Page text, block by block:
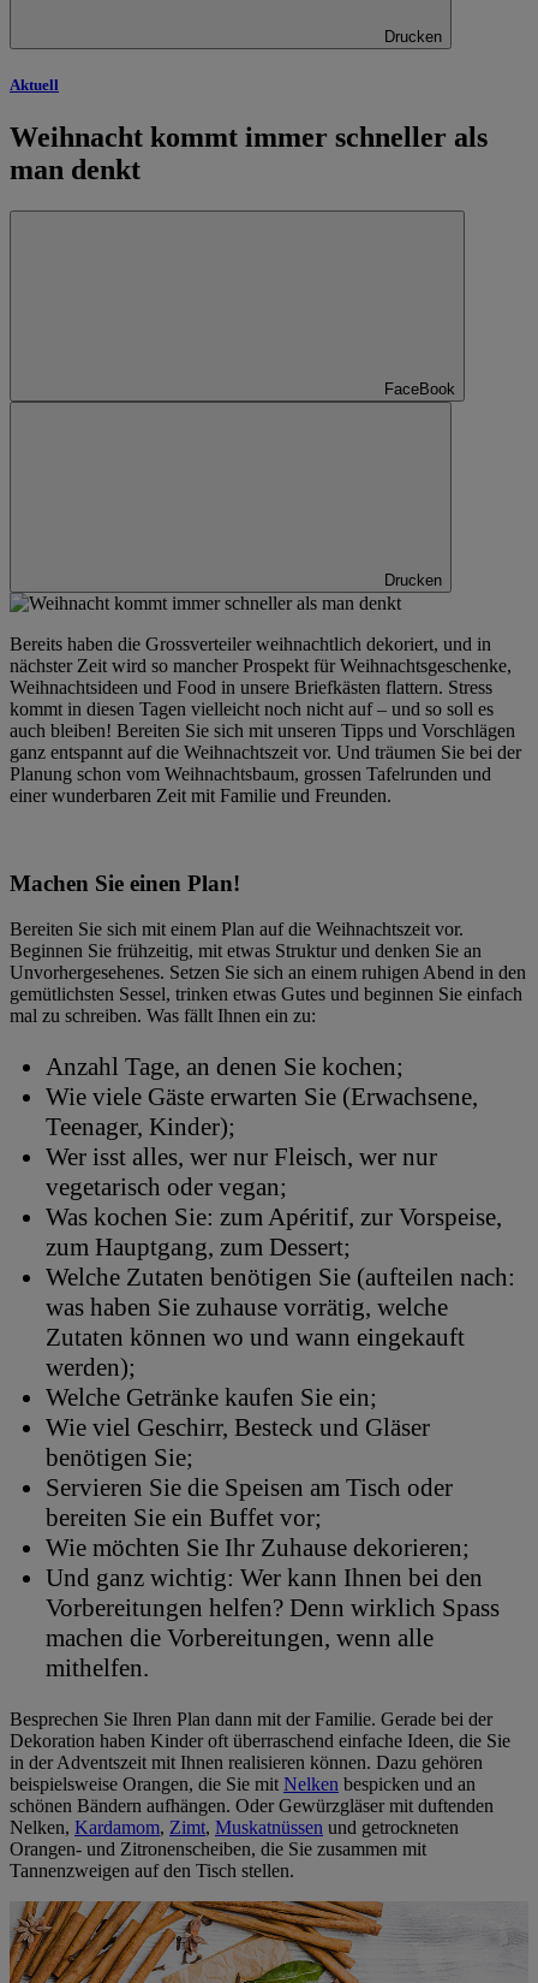
Drucken
Aktuell
Weihnacht kommt immer schneller als
man denkt
FaceBook
Drucken
Bereits haben die Grossverteiler weihnachtlich dekoriert, und in
nächster Zeit wird so mancher Prospekt für Weihnachtsgeschenke,
Weihnachtsideen und Food in unsere Briefkästen flattern. Stress
kommt in diesen Tagen vielleicht noch nicht auf – und so soll es
auch bleiben! Bereiten Sie sich mit unseren Tipps und Vorschlägen
ganz entspannt auf die Weihnachtszeit vor. Und träumen Sie bei der
Planung schon vom Weihnachtsbaum, grossen Tafelrunden und
einer wunderbaren Zeit mit Familie und Freunden.
Machen Sie einen Plan!
Bereiten Sie sich mit einem Plan auf die Weihnachtszeit vor.
Beginnen Sie frühzeitig, mit etwas Struktur und denken Sie an
Unvorhergesehenes. Setzen Sie sich an einem ruhigen Abend in den
gemütlichsten Sessel, trinken etwas Gutes und beginnen Sie einfach
mal zu schreiben. Was fällt Ihnen ein zu:
Anzahl Tage, an denen Sie kochen;
Wie viele Gäste erwarten Sie (Erwachsene,
Teenager, Kinder);
Wer isst alles, wer nur Fleisch, wer nur
vegetarisch oder vegan;
Was kochen Sie: zum Apéritif, zur Vorspeise,
zum Hauptgang, zum Dessert;
Welche Zutaten benötigen Sie (aufteilen nach:
was haben Sie zuhause vorrätig, welche
Zutaten können wo und wann eingekauft
werden);
Welche Getränke kaufen Sie ein;
Wie viel Geschirr, Besteck und Gläser
benötigen Sie;
Servieren Sie die Speisen am Tisch oder
bereiten Sie ein Buffet vor;
Wie möchten Sie Ihr Zuhause dekorieren;
Und ganz wichtig: Wer kann Ihnen bei den
Vorbereitungen helfen? Denn wirklich Spass
machen die Vorbereitungen, wenn alle
mithelfen.
Besprechen Sie Ihren Plan dann mit der Familie. Gerade bei der
Dekoration haben Kinder oft überraschend einfache Ideen, die Sie
in der Adventszeit mit Ihnen realisieren können. Dazu gehören
beispielsweise Orangen, die Sie mit Nelken bespicken und an
schönen Bändern aufhängen. Oder Gewürzgläser mit duftenden
Nelken, Kardamom, Zimt, Muskatnüssen und getrockneten
Orangen- und Zitronenscheiben, die Sie zusammen mit
Tannenzweigen auf den Tisch stellen.